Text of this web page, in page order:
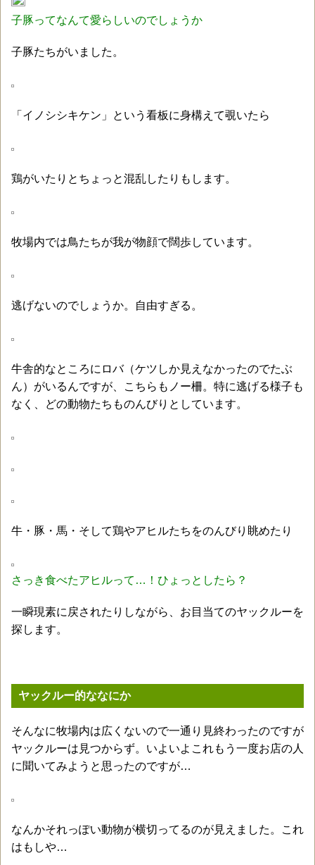
子豚ってなんて愛らしいのでしょうか
子豚たちがいました。
「イノシシキケン」という看板に身構えて覗いたら
鶏がいたりとちょっと混乱したりもします。
牧場内では鳥たちが我が物顔で闊歩しています。
逃げないのでしょうか。自由すぎる。
牛舎的なところにロバ（ケツしか見えなかったのでたぶ
ん）がいるんですが、こちらもノー柵。特に逃げる様子も
なく、どの動物たちものんびりとしています。
牛・豚・馬・そして鶏やアヒルたちをのんびり眺めたり
さっき食べたアヒルって…！ひょっとしたら？
一瞬現素に戻されたりしながら、お目当てのヤックルーを
探します。
ヤックルー的ななにか
そんなに牧場内は広くないので一通り見終わったのですが
ヤックルーは見つからず。いよいよこれもう一度お店の人
に聞いてみようと思ったのですが…
なんかそれっぽい動物が横切ってるのが見えました。これ
はもしや…